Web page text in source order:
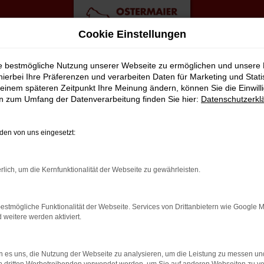
Top Angebote
MOBIL IN HAMBURG
werden Fahrzeuge, die zwar gebraucht sind, jedoch
wir in unserer Meisterwerkstatt nahezu nie fest. Dennoch
zudem davon, dass die Modelle aus der aktuellen
perfekt eingefahren. Sie brauchen nur noch einzusteigen
Cookie Einstellungen
bestmögliche Nutzung unserer Webseite zu ermöglichen und unsere
Ihre Präferenzen und verarbeiten Daten für Marketing und
späteren Zeitpunkt Ihre Meinung ändern, können Sie die
zum Umfang der Datenverarbeitung finden Sie hier:
von uns eingesetzt:
um die Kernfunktionalität der Webseite zu gewährleisten.
Funktionalität der Webseite. Services von Drittanbietern wie Google
weitere werden aktiviert.
es uns, die Nutzung der Webseite zu analysieren, um die Leistung zu messen